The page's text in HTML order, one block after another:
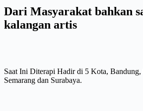
Dari Masyarakat bahkan
kalangan artis
Saat Ini Diterapi Hadir di 5 Kota, Bandung,
Semarang dan Surabaya.